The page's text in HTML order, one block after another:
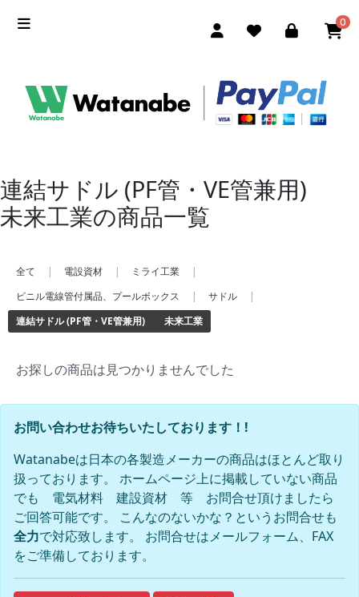
0
連結サドル (PF管・VE管兼用)
未来工業の商品一覧
全て | 電設資材 | ミライ工業
|
ビニル電線管付属品、プールボックス
| サドル
|
連結サドル (PF管・VE管兼用) 未来工業
お探しの商品は見つかりませんでした
お問い合わせお待ちいたしております！!
Watanabeは日本の各製造メーカーの商品はほとんど取り
扱っております。 ホームページ上に掲載していない商品
でも 電気材料 建設資材 等 お問合せ頂けましたら
ご回答可能です。 こんなのないかな？というお問合せも
全力で対応致します。 お問合せはメールフォーム、FAX
をご準備しております。